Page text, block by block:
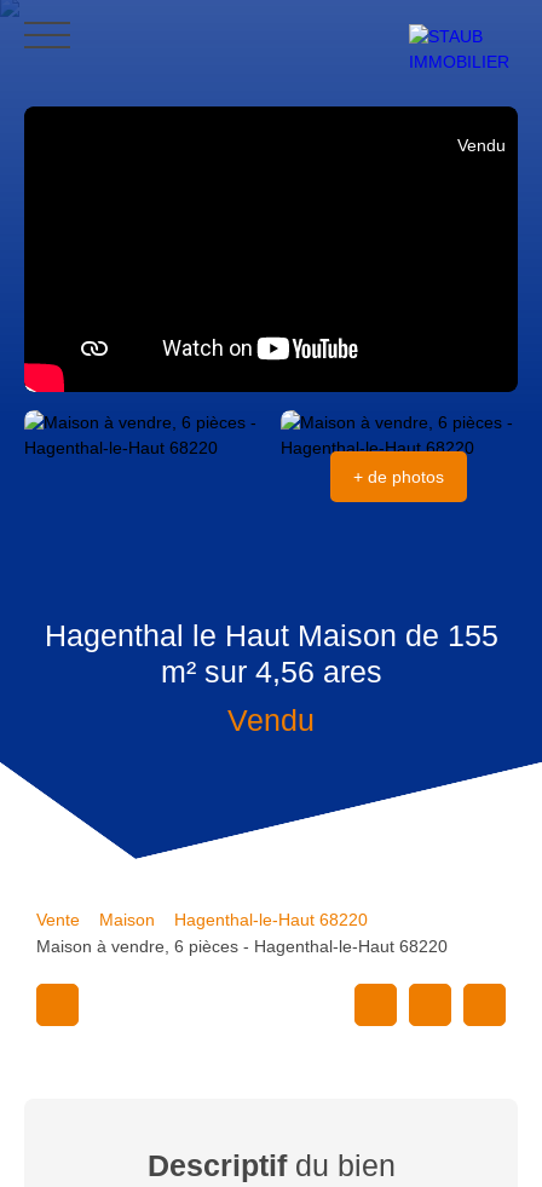
ACCUEIL ACHETER VENDRE NOS AVIS CONTACT
Vendu
+ de photos
Hagenthal le Haut Maison de 155
m² sur 4,56 ares
Vendu
Vente Maison
Hagenthal-le-Haut 68220
Maison à vendre, 6 pièces - Hagenthal-le-Haut 68220
Descriptifdu bien